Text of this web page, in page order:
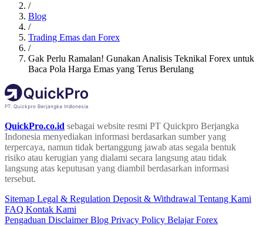
/
Blog
/
Trading Emas dan Forex
/
Gak Perlu Ramalan! Gunakan Analisis Teknikal Forex untuk
Baca Pola Harga Emas yang Terus Berulang
QuickPro.co.id sebagai website resmi PT Quickpro Berjangka
Indonesia menyediakan informasi berdasarkan sumber yang
terpercaya, namun tidak bertanggung jawab atas segala bentuk
risiko atau kerugian yang dialami secara langsung atau tidak
langsung atas keputusan yang diambil berdasarkan informasi
tersebut.
Sitemap Legal & Regulation Deposit & Withdrawal Tentang Kami
FAQ Kontak Kami
Pengaduan DisclaimerBlog Privacy Policy Belajar Forex